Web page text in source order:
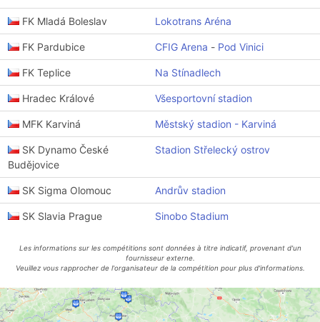
FK Mladá Boleslav Lokotrans Aréna
FK Pardubice CFIG Arena - Pod Vinici
FK Teplice Na Stínadlech
Hradec Králové Všesportovní stadion
MFK Karviná Městský stadion - Karviná
SK Dynamo České
Budějovice
Stadion Střelecký ostrov
SK Sigma Olomouc Andrův stadion
SK Slavia Prague Sinobo Stadium
Les informations sur les compétitions sont données à titre indicatif, provenant d'un
fournisseur externe.
Veuillez vous rapprocher de l'organisateur de la compétition pour plus d'informations.